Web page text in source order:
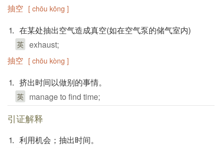
抽空 [ chōu kōng ]
⒈ 在某处抽出空气造成真空(如在空气泵的储气室内)
英 exhaust;
抽空 [ chōu kòng ]
⒈ 挤出时间以做别的事情。
英 manage to find time;
引证解释
⒈ 利用机会；抽出时间。